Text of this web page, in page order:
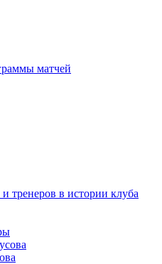
матчей
тренеров в истории клуба